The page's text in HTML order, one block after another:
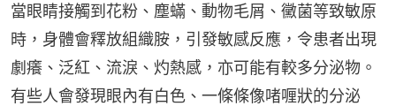
當眼睛接觸到花粉、塵蟎、動物毛屑、黴菌等致敏原
時，身體會釋放組織胺，引發敏感反應，令患者出現
劇癢、泛紅、流淚、灼熱感，亦可能有較多分泌物。
有些人會發現眼內有白色、一條條像啫喱狀的分泌